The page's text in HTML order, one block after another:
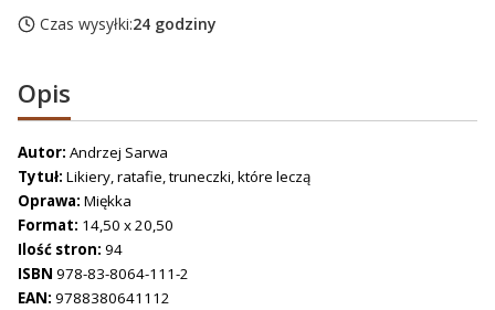
Czas wysyłki:24 godziny
Opis
Autor: Andrzej Sarwa
Tytuł: Likiery, ratafie, truneczki, które leczą
Oprawa: Miękka
Format: 14,50 x 20,50
Ilość stron: 94
ISBN 978-83-8064-111-2
EAN: 9788380641112